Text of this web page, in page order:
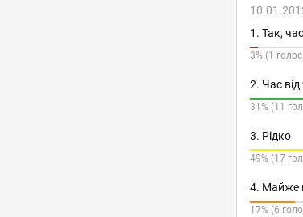
1. Так,
3% (1
2. Час від
31% (11
3. Рідко
49% (17
4. Майже
17% (6